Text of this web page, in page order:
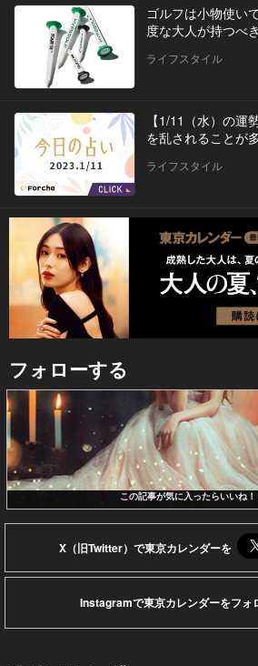
ゴルフは小物使い
度な大人が持つべ
ライフスタイル
【1/11（水）の運
を乱されることが
ライフスタイル
フォローする
この記事が気に入ったらいいね！
X（旧Twitter）で東京カレンダーを
Instagramで東京カレンダーをフォ